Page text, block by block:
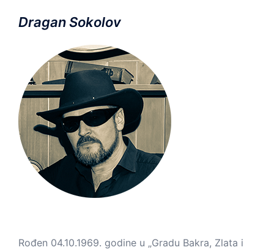
Dragan Sokolov
Rođen 04.10.1969. godine u „Gradu Bakra, Zlata i